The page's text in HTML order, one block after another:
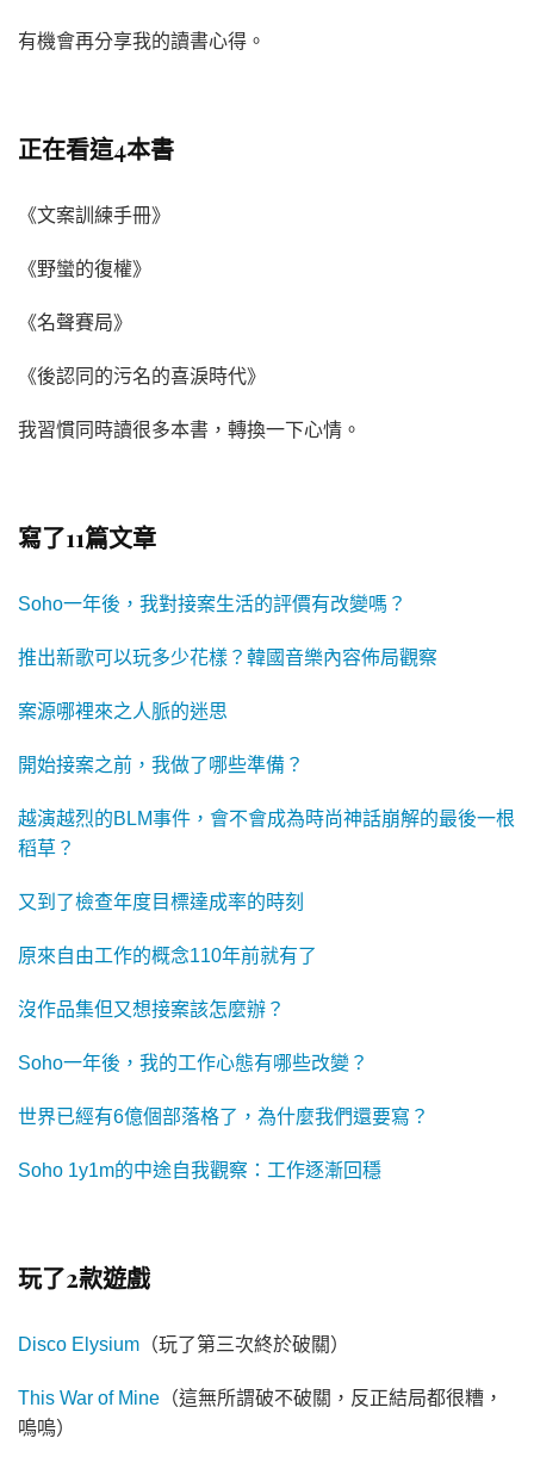
有機會再分享我的讀書心得。
正在看這4本書
《文案訓練手冊》
《野蠻的復權》
《名聲賽局》
《後認同的污名的喜淚時代》
我習慣同時讀很多本書，轉換一下心情。
寫了11篇文章
Soho一年後，我對接案生活的評價有改變嗎？
推出新歌可以玩多少花樣？韓國音樂內容佈局觀察
案源哪裡來之人脈的迷思
開始接案之前，我做了哪些準備？
越演越烈的BLM事件，會不會成為時尚神話崩解的最後一根
稻草？
又到了檢查年度目標達成率的時刻
原來自由工作的概念110年前就有了
沒作品集但又想接案該怎麼辦？
Soho一年後，我的工作心態有哪些改變？
世界已經有6億個部落格了，為什麼我們還要寫？
Soho 1y1m的中途自我觀察：工作逐漸回穩
玩了2款遊戲
Disco Elysium （玩了第三次終於破關）
This War of Mine （這無所謂破不破關，反正結局都很糟，
嗚嗚）